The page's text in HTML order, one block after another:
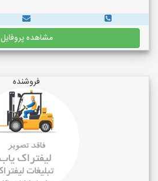
مشاهده پروفایل
فروشنده